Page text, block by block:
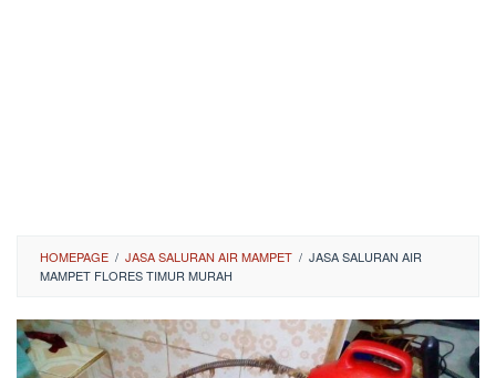
HOMEPAGE / JASA SALURAN AIR MAMPET / JASA SALURAN AIR
MAMPET FLORES TIMUR MURAH